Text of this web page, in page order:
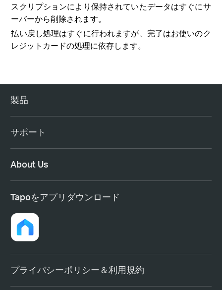
スクリプションにより保持されていたデータはすぐにサ
ーバーから削除されます。
払い戻し処理はすぐに行われますが、完了はお使いのク
レジットカードの処理に依存します。
製品
サポート
About Us
Tapoをアプリダウンロード
プライバシーポリシー＆利用規約